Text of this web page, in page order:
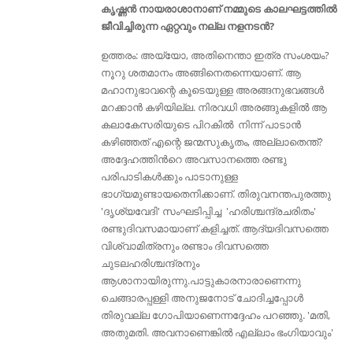
കൃഷ്ണൻ നായരാശാനാണ് നമ്മുടെ കാലഘട്ടത്തിൽ
ജീവിച്ചിരുന്ന ഏറ്റവും നല്ല നളനടൻ?
ഉത്തരം: അയ്യോ, അതിനെന്താ ഇത്ര സംശയം?
നൂറു ശതമാനം അങ്ങിനെതന്നെയാണ്. ആ
മഹാനുഭാവന്റെ കൂടെയുള്ള അരങ്ങനുഭവങ്ങൾ
മറക്കാൻ കഴിയില്ല. നിരവധി അരങ്ങുകളിൽ ആ
കലാകേസരിയുടെ പിറകിൽ നിന്ന് പാടാൻ
കഴിഞ്ഞത് എന്റെ ജന്മസുകൃതം, അല്ലാതെന്ത്‌?
അദ്ദേഹത്തിൻറെ അവസാനത്തെ രണ്ടു
പരിപാടികൾക്കും പാടാനുള്ള
ഭാഗ്യമുണ്ടായതെനിക്കാണ്. തിരുവനന്തപുരത്തു
'ദൃശ്യവേദി' സംഘടിപ്പിച്ച 'ഹരിശ്ചന്ദ്രചരിതം'
രണ്ടുദിവസമായാണ് കളിച്ചത്. ആദ്യദിവസത്തെ
വിശ്വാമിത്രനും രണ്ടാം ദിവസത്തെ
ചുടലഹരിശ്ചന്ദ്രനും
ആശാനായിരുന്നു.പാട്ടുകാരനാരാണെന്നു
ചെങ്ങാരപ്പള്ളി അനുജനോട് ചോദിച്ചപ്പോൾ
തിരുവല്ല ഗോപിയാണെന്നദ്ദേഹം പറഞ്ഞു. 'മതി,
അതുമതി. അവനാണെങ്കിൽ എല്ലാം ഭംഗിയാവും'